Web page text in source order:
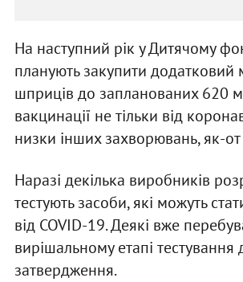
На наступний рік у Дитячому
планують закупити додатковий
шприців до запланованих 620
вакцинації не тільки від
низки інших захворювань, як-
Наразі декілька виробників
тестують засоби, які можуть
від COVID-19. Деякі вже
вирішальному етапі тестування
затвердження.